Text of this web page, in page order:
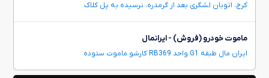
کرج، اتوبان لشگری بعد از گرمدره، نرسیده به پل کلاک
ماموت خودرو (فروش) - ایرانمال
ایران مال طبقه G1 واحد RB369 کارشو ماموت ستوده